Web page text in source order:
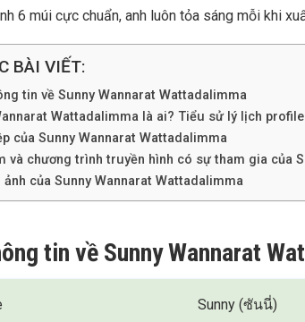
6 múi cực chuẩn, anh luôn tỏa sáng mỗi khi
BÀI VIẾT:
tin về Sunny Wannarat Wattadalimma
Wattadalimma là ai? Tiểu sử lý lịch
của Sunny Wannarat Wattadalimma
và chương trình truyền hình có sự tham gia của
ảnh của Sunny Wannarat Wattadalimma
tin về Sunny Wannarat
Sunny (ซันนี่)